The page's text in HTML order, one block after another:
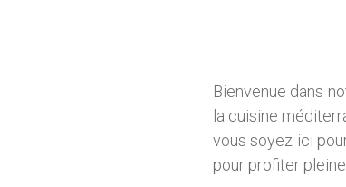
Bienvenue dans
la cuisine
vous soyez ici
pour profiter